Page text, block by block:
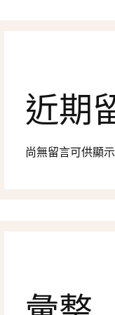
近期
尚無留言可供顯示